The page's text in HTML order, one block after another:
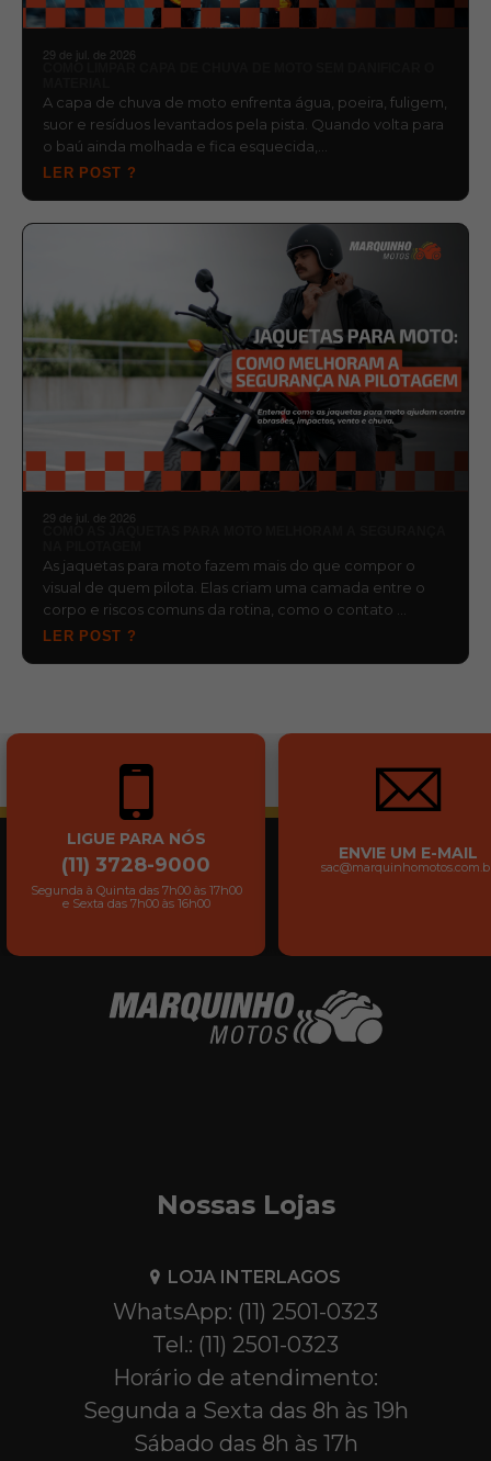
29 de jul. de 2026
A capa de chuva de moto enfrenta água, poeira, fuligem,
suor e resíduos levantados pela pista. Quando volta para
o baú ainda molhada e fica esquecida,…
LER POST ?
29 de jul. de 2026
As jaquetas para moto fazem mais do que compor o
visual de quem pilota. Elas criam uma camada entre o
corpo e riscos comuns da rotina, como o contato …
LER POST ?
LIGUE PARA NÓS
(11) 3728-9000
Segunda à Quinta das 7h00 às 17h00
e Sexta das 7h00 às 16h00
ENVIE UM E-MAIL
Nossas Lojas
LOJA INTERLAGOS
WhatsApp: (11) 2501-0323
Tel.: (11) 2501-0323
Horário de atendimento:
Segunda a Sexta das 8h às 19h
Sábado das 8h às 17h